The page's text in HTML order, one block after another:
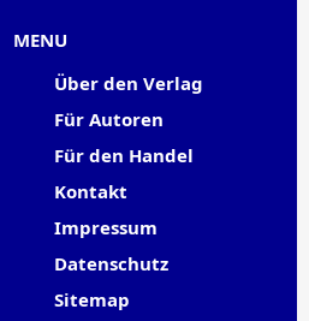
MENU
Über den Verlag
Für Autoren
Für den Handel
Kontakt
Impressum
Datenschutz
Sitemap